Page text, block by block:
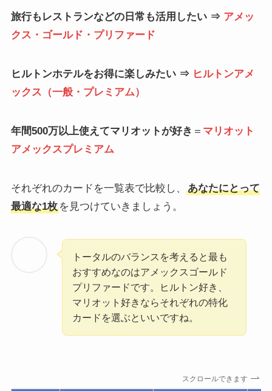
旅行もレストランなどの日常も活用したい ⇒ アメッ
クス・ゴールド・プリファード
ヒルトンホテルをお得に楽しみたい ⇒ ヒルトンアメ
ックス（一般・プレミアム）
年間500万以上使えてマリオットが好き ＝ マリオット
アメックスプレミアム
それぞれのカードを一覧表で比較し、
あなたにとって
最適な1枚を見つけていきましょう。
トータルのバランスを考えると最も
おすすめなのはアメックスゴールド
プリファードです。ヒルトン好き、
マリオット好きならそれぞれの特化
カードを選ぶといいですね。
スクロールできます